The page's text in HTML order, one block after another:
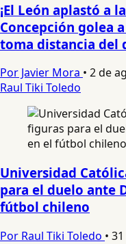
¡El León aplastó a
Concepción golea
toma distancia del
Por Javier Mora • 2 de
Raul Tiki Toledo
Universidad
para el duelo ante
fútbol chileno
Por Raul Tiki Toledo •